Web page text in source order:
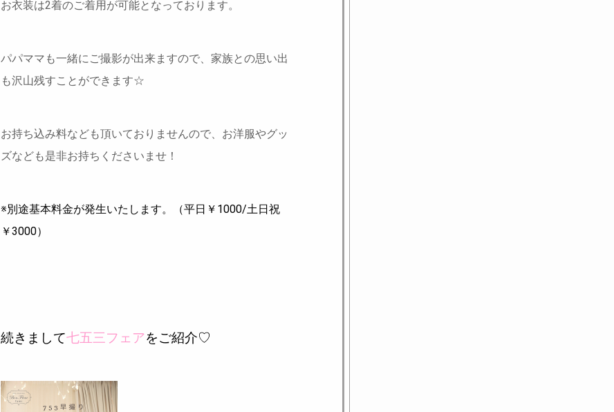
お衣装は2着のご着用が可能となっております。
パパママも一緒にご撮影が出来ますので、家族との思い出
も沢山残すことができます☆
お持ち込み料なども頂いておりませんので、お洋服やグッ
ズなども是非お持ちくださいませ！
※別途基本料金が発生いたします。（平日￥1000/土日祝
￥3000）
続きまして七五三フェアをご紹介♡